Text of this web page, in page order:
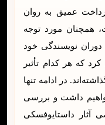
عمیق به روان
همچنان مورد توجه
دوران نویسندگی خود
که هر کدام تأثیر
در ادامه تنها
داشت و بررسی
آثار داستایوفسکی